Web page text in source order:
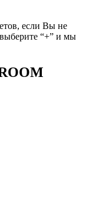
если Вы не
“+” и мы